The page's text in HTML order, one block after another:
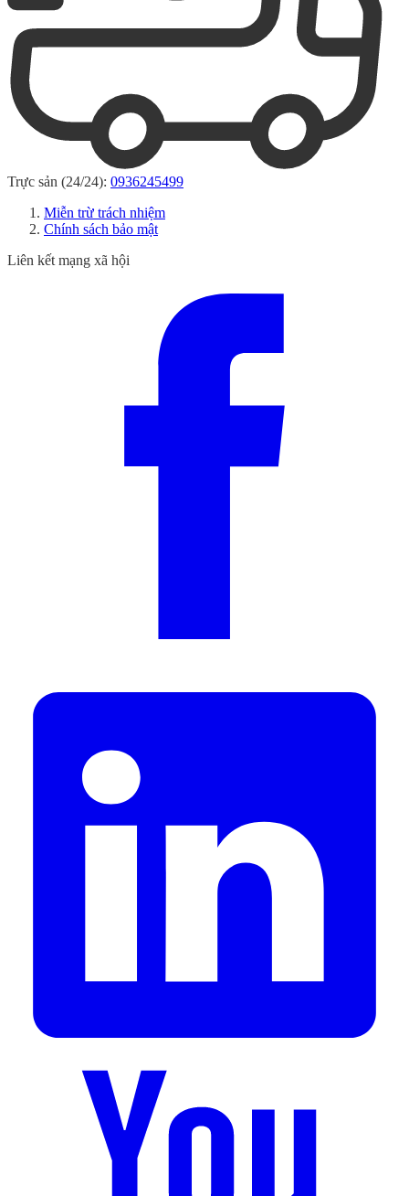
Trực sản (24/24): 0936245499
Miễn trừ trách nhiệm
Chính sách bảo mật
Liên kết mạng xã hội